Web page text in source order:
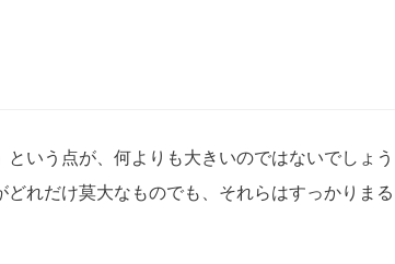
という点が、何よりも大きいのではないでしょう
れだけ莫大なものでも、それらはすっかりまる